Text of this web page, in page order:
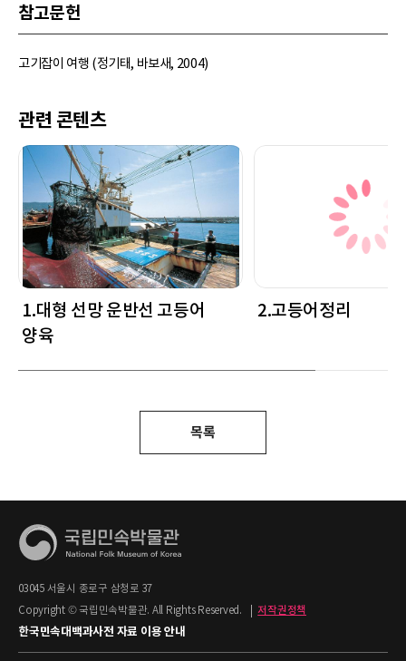
참고문헌
고기잡이 여행 (정기태, 바보새, 2004)
관련 콘텐츠
1.대형 선망 운반선 고등어
양육
2.고등어정리
목록
03045 서울시 종로구 삼청로 37
Copyright © 국립민속박물관. All Rights Reserved.
저작권정책
한국민속대백과사전 자료 이용 안내